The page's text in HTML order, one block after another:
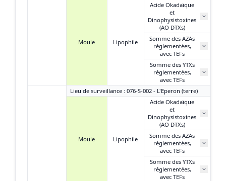
Moule Lipophile
Acide Okadaïque
et
Dinophysistoxines
(AO DTXs)
Somme des AZAs
réglementées,
avec TEFs
Somme des YTXs
réglementées,
avec TEFs
Lieu de surveillance : 076-S-002 - L'Eperon (terre)
Moule Lipophile
Acide Okadaïque
et
Dinophysistoxines
(AO DTXs)
Somme des AZAs
réglementées,
avec TEFs
Somme des YTXs
réglementées,
avec TEFs